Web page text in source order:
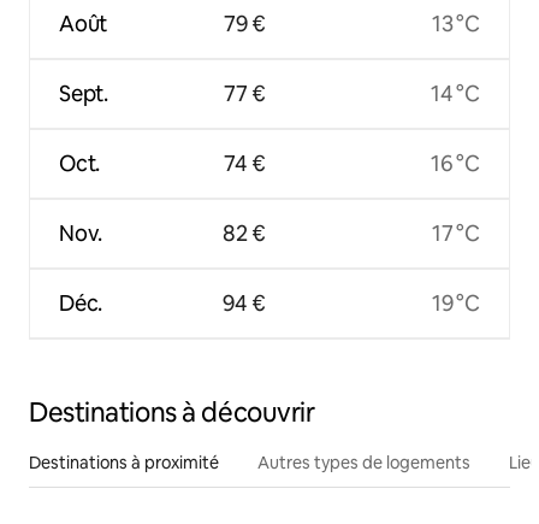
Août
Sept.
Oct.
Nov.
Déc.
79 €
77 €
74 €
82 €
94 €
13 °C
14 °C
16 °C
17 °C
19 °C
Destinations à découvrir
Destinations à proximité Autres types de logements